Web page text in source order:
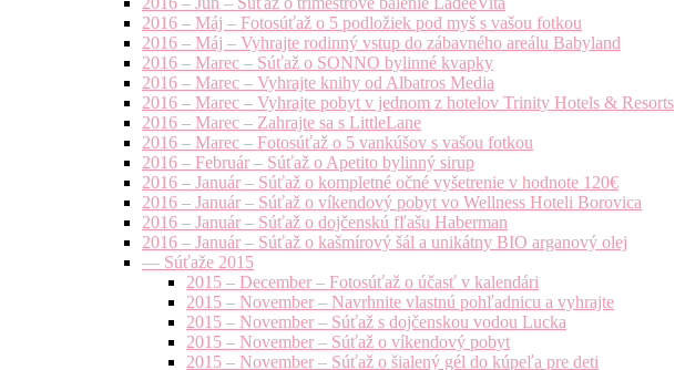
2016 – Máj – Fotosúťaž o 5 podložiek pod myš s vašou fotkou
2016 – Máj – Vyhrajte rodinný vstup do zábavného areálu Babyland
2016 – Marec – Súťaž o SONNO bylinné kvapky
2016 – Marec – Vyhrajte knihy od Albatros Media
2016 – Marec – Vyhrajte pobyt v jednom z hotelov Trinity Hotels & Resorts
2016 – Marec – Zahrajte sa s LittleLane
2016 – Marec – Fotosúťaž o 5 vankúšov s vašou fotkou
2016 – Február – Súťaž o Apetito bylinný sirup
2016 – Január – Súťaž o kompletné očné vyšetrenie v hodnote 120€
2016 – Január – Súťaž o víkendový pobyt vo Wellness Hoteli Borovica
2016 – Január – Súťaž o dojčenskú fľašu Haberman
2016 – Január – Súťaž o kašmírový šál a unikátny BIO arganový olej
— Súťaže 2015
2015 – December – Fotosúťaž o účasť v kalendári
2015 – November – Navrhnite vlastnú pohľadnicu a vyhrajte
2015 – November – Súťaž s dojčenskou vodou Lucka
2015 – November – Súťaž o víkendový pobyt
2015 – November – Súťaž o šialený gél do kúpeľa pre deti